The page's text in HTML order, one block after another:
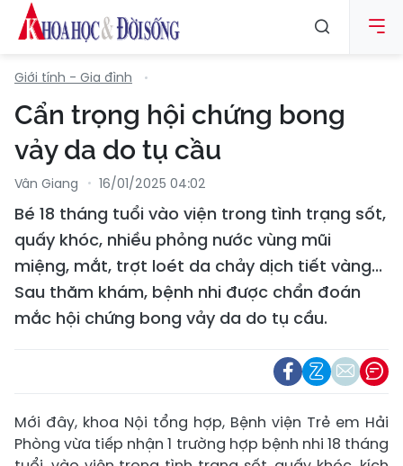
Giới tính - Gia đình
Cẩn trọng hội chứng bong
vảy da do tụ cầu
Vân Giang 16/01/2025 04:02
Bé 18 tháng tuổi vào viện trong tình trạng sốt,
quấy khóc, nhiều phỏng nước vùng mũi
miệng, mắt, trợt loét da chảy dịch tiết vàng...
Sau thăm khám, bệnh nhi được chẩn đoán
mắc hội chứng bong vảy da do tụ cầu.
Mới đây, khoa Nội tổng hợp, Bệnh viện Trẻ em Hải
Phòng vừa tiếp nhận 1 trường hợp bệnh nhi 18 tháng